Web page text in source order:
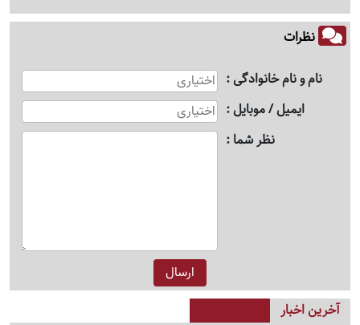
نظرات
نام و نام خانوادگی
ایمیل / موبایل
نظر شما
آخرین اخبار